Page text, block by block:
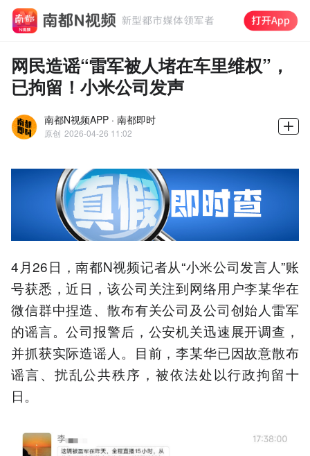
网民造谣“雷军被人堵在车里维权”，
已拘留！小米公司发声
南都N视频APP · 南都即时
原创 2026-04-26 11:02
4月26日，南都N视频记者从“小米公司发言人”账
号获悉，近日，该公司关注到网络用户李某华在
微信群中捏造、散布有关公司及公司创始人雷军
的谣言。公司报警后，公安机关迅速展开调查，
并抓获实际造谣人。目前，李某华已因故意散布
谣言、扰乱公共秩序，被依法处以行政拘留十
日。